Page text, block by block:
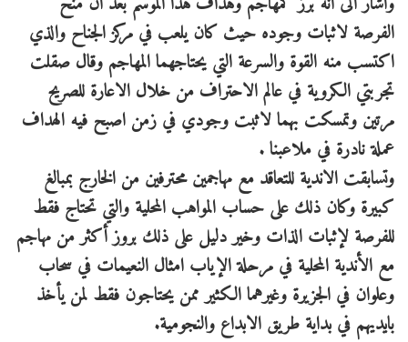
الفرصة لاثبات وجوده حيث كان يلعب في مركز الجناح والذي
اكتسب منه القوة والسرعة التي يحتاجهما المهاجم وقال صقلت
تجربتي الكروية في عالم الاحتراف من خلال الاعارة للصريح
مرتين وتمسكت بهما لاثبت وجودي في زمن اصبح فيه الهداف
عملة نادرة في ملاعبنا .
وتسابقت الاندية للتعاقد مع مهاجمين محترفين من الخارج بمبالغ
كبيرة وكان ذلك على حساب المواهب المحلية والتي تحتاج فقط
للفرصة لإثبات الذات وخير دليل على ذلك بروز أكثر من مهاجم
مع الأندية المحلية في مرحلة الإياب امثال النعيمات في سحاب
وعلوان في الجزيرة وغيرهما الكثير ممن يحتاجون فقط لمن يأخذ
بايديهم في بداية طريق الابداع والنجومية.